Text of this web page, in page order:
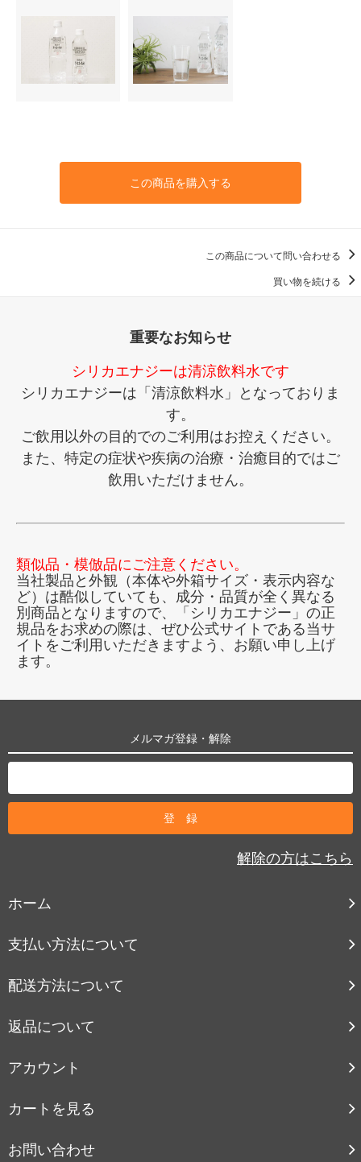
この商品を購入する
この商品について問い合わせる
買い物を続ける
重要なお知らせ
シリカエナジーは清涼飲料水です
シリカエナジーは「清涼飲料水」となっておりま
す。
ご飲用以外の目的でのご利用はお控えください。
また、特定の症状や疾病の治療・治癒目的ではご
飲用いただけません。
類似品・模倣品にご注意ください。
当社製品と外観（本体や外箱サイズ・表示内容な
ど）は酷似していても、成分・品質が全く異なる
別商品となりますので、「シリカエナジー」の正
規品をお求めの際は、ぜひ公式サイトである当サ
イトをご利用いただきますよう、お願い申し上げ
ます。
メルマガ登録・解除
解除の方はこちら
ホーム
支払い方法について
配送方法について
返品について
アカウント
カートを見る
お問い合わせ